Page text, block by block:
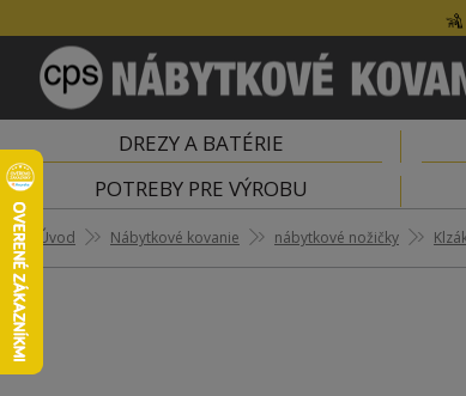
DREZY A BATÉRIE
POTREBY PRE VÝROBU
Úvod Nábytkové kovanie nábytkové nožičky